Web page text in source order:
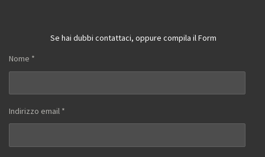
Se hai dubbi contattaci, oppure compila il Form
Nome *
Indirizzo email *